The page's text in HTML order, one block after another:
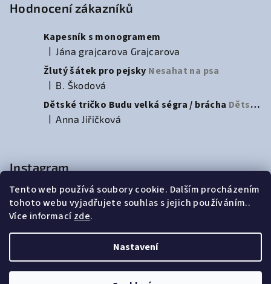
Tento web používá soubory cookie. Dalším procházením
tohoto webu vyjadřujete souhlas s jejich používáním..
Více informacízde.
Nastavení
Hodnocení zákazníků
Kapesník s monogramem
Hodnocení produktu je 5 z 5 hvězdiček.
Jána grajcarova Grajcarova
Žlutý šátek pro pejsky Nesahat na psa
Hodnocení produktu je 5 z 5 hvězdiček.
B. Škodová
Dětské tričko Budu velká ségra / brácha Dětské tričko na oznámení přírůstku do rodiny
Hodnocení produktu je 3 z 5 hvězdiček.
Anna Jiřičková
Instagram
d